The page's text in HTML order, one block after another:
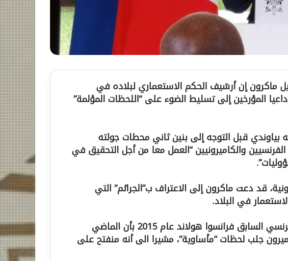
ماكرون إن أرشيف الحكم الاستعماري لبلاده في
المؤرخين إلى تسليط الضوء على “اللحظات المؤلمة”
قبل التوجه إلى بنين ثاني محطات جولته
والكاميرونيين “العمل معا من أجل التحقيق في
قد دعت ماكرون إلى الاعتراف ب”الجرائم” التي
في البلاد.
وسبق أن اعترف الرئيس الفرنسي السابق فرانسوا هولاند عام 2015 بأن الماضي
جلب لحظات “مأساوية”، مشيرا الى أنه منفتح على